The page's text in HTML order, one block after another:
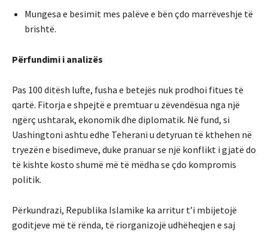
Mungesa e besimit mes palëve e bën çdo marrëveshje të
brishtë.
Përfundimi i analizës
Pas 100 ditësh lufte, fusha e betejës nuk prodhoi fitues të
qartë. Fitorja e shpejtë e premtuar u zëvendësua nga një
ngërç ushtarak, ekonomik dhe diplomatik. Në fund, si
Uashingtoni ashtu edhe Teherani u detyruan të kthehen në
tryezën e bisedimeve, duke pranuar se një konflikt i gjatë do
të kishte kosto shumë më të mëdha se çdo kompromis
politik.
Përkundrazi, Republika Islamike ka arritur t’i mbijetojë
goditjeve më të rënda, të riorganizojë udhëheqjen e saj